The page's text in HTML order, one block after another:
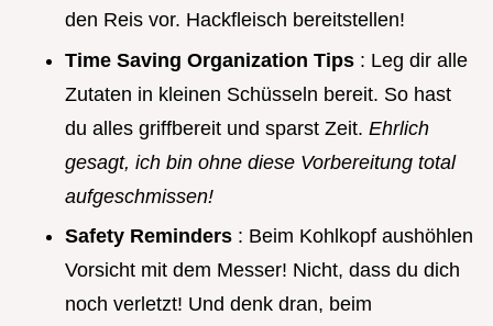
den Reis vor. Hackfleisch bereitstellen!
Time Saving Organization Tips : Leg dir alle
Zutaten in kleinen Schüsseln bereit. So hast
du alles griffbereit und sparst Zeit. Ehrlich
gesagt, ich bin ohne diese Vorbereitung total
aufgeschmissen!
Safety Reminders : Beim Kohlkopf aushöhlen
Vorsicht mit dem Messer! Nicht, dass du dich
noch verletzt! Und denk dran, beim